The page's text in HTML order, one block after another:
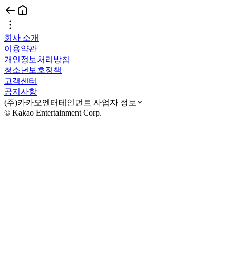
회사 소개
이용약관
개인정보처리방침
청소년보호정책
고객센터
공지사항
(주)카카오엔터테인먼트 사업자 정보
© Kakao Entertainment Corp.